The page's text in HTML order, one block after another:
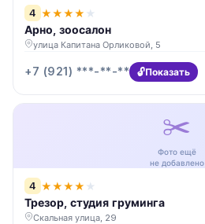
4 ★★★★ ★
Арно, зоосалон
улица Капитана Орликовой, 5
+7 (921) ***-**-** Показать
✂️
Фото ещё
не добавлено
4 ★★★★ ★
Трезор, студия груминга
Скальная улица, 29